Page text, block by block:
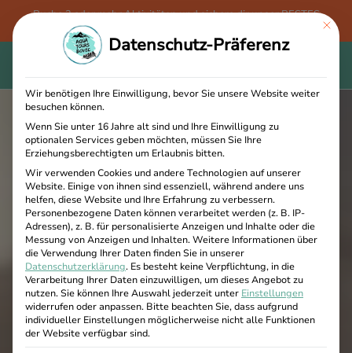
Buche 3 oder mehr Aktivitäten und sichere dir unser BESTES
ANGEBOT - 15 % RABATT + ein GRATIS Aqua Tours Bovec T-Shirt!This
Datenschutz-Präferenz
Wir benötigen Ihre Einwilligung, bevor Sie unsere Website weiter
besuchen können.
Wenn Sie unter 16 Jahre alt sind und Ihre Einwilligung zu
optionalen Services geben möchten, müssen Sie Ihre
Erziehungsberechtigten um Erlaubnis bitten.
Wir verwenden Cookies und andere Technologien auf unserer
Website. Einige von ihnen sind essenziell, während andere uns
helfen, diese Website und Ihre Erfahrung zu verbessern.
Personenbezogene Daten können verarbeitet werden (z. B. IP-
Adressen), z. B. für personalisierte Anzeigen und Inhalte oder die
Messung von Anzeigen und Inhalten.Weitere Informationen über
die Verwendung Ihrer Daten finden Sie in unserer
Datenschutzerklärung. Es besteht keine Verpflichtung, in die
Verarbeitung Ihrer Daten einzuwilligen, um dieses Angebot zu
nutzen.Sie können Ihre Auswahl jederzeit unter Einstellungen
widerrufen oder anpassen. Bitte beachten Sie, dass aufgrund
individueller Einstellungen möglicherweise nicht alle Funktionen
der Website verfügbar sind.